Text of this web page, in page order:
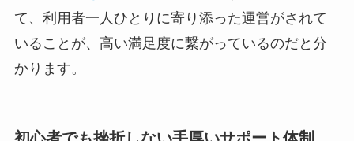
て、利用者一人ひとりに寄り添った運営がされて
いることが、高い満足度に繋がっているのだと分
かります。